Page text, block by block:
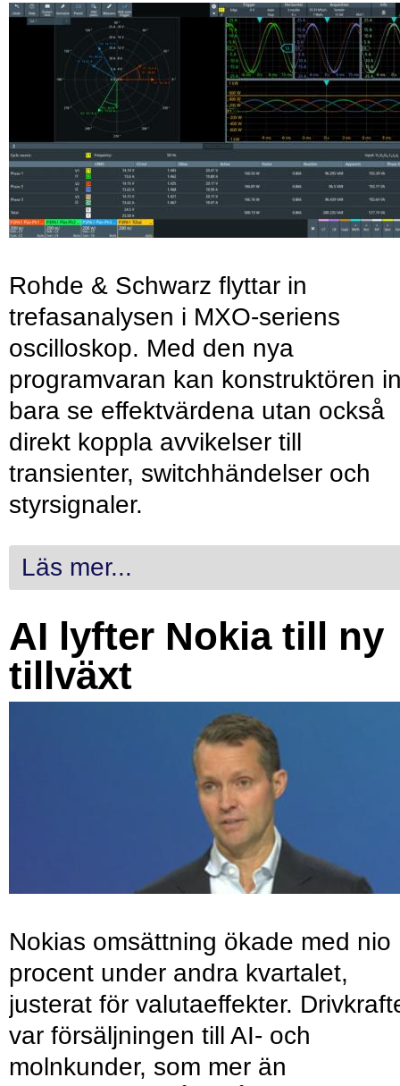
Rohde & Schwarz flyttar in
trefasanalysen i MXO-seriens
oscilloskop. Med den nya
programvaran kan konstruktören
bara se effektvärdena utan också
direkt koppla avvikelser till
transienter, switchhändelser och
styrsignaler.
Läs mer...
AI lyfter Nokia till ny
tillväxt
Nokias omsättning ökade med nio
procent under andra kvartalet,
justerat för valutaeffekter.
var försäljningen till AI- och
molnkunder, som mer än